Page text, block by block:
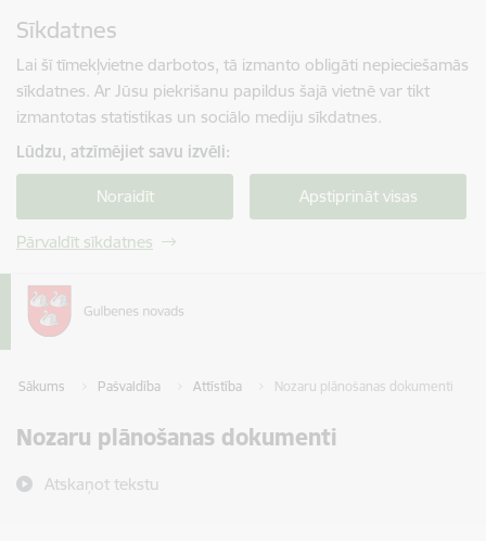
Sīkdatnes
Lai šī tīmekļvietne darbotos, tā izmanto obligāti nepieciešamās
sīkdatnes. Ar Jūsu piekrišanu papildus šajā vietnē var tikt
izmantotas statistikas un sociālo mediju sīkdatnes.
Lūdzu, atzīmējiet savu izvēli:
Noraidīt Apstiprināt visas
Pārvaldīt sīkdatnes
Sākums Pašvaldība Attīstība Nozaru plānošanas dokumenti
Nozaru plānošanas dokumenti
Atskaņot tekstu